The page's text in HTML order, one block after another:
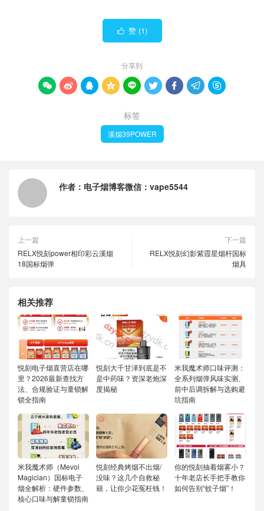
 赞 (1)
分享到
        
标签
溪烟39POWER
作者： 电子烟博客微信：vape5544
上一篇
RELX悦刻power相印彩云溪烟
18国标烟弹
下一篇
RELX悦刻幻影紫霞星烟杆国标
烟具
相关推荐
悦刻电子烟直营店在哪
里？2026最新查找方
法、合规验证与童锁解
锁全指南
悦刻大千甘泽到底是不
是中药味？资深老炮深
度揭秘
米我魔术师口味评测：
全系列烟弹风味实测、
前中后调拆解与选购避
坑指南
米我魔术师（Mevol
Magician）国标电子
烟全解析：硬件参数、
核心口味与解童锁指南
悦刻经典烤烟不出烟/
没味？这几个自救秘
籍，让你少花冤枉钱！
你的悦刻抽着烟雾小？
十年老店长手把手教你
如何告别“蚊子烟”！